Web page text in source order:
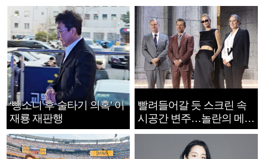
‘뺑소니 후 술타기 의혹’ 이
재룡 재판행
빨려들어갈 듯 스크린 속
시공간 변주…놀란의 메시
지는 ‘전쟁 속죄’